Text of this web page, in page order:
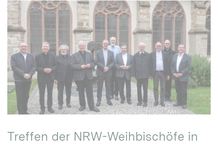
Treffen der NRW-Weihbischöfe in